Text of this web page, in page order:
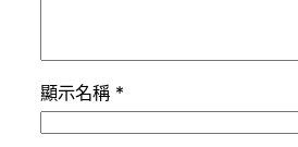
顯示名稱 *